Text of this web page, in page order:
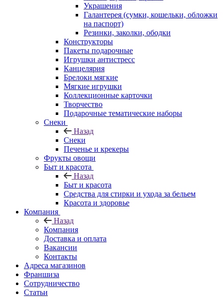
Украшения
Галантерея (сумки, кошельки, обложки
на паспорт)
Резинки, заколки, ободки
Конструкторы
Пакеты подарочные
Игрушки антистресс
Канцелярия
Брелоки мягкие
Мягкие игрушки
Коллекционные карточки
Творчество
Подарочные тематические наборы
Снеки
Назад
Снеки
Печенье и крекеры
Фрукты овощи
Быт и красота
Назад
Быт и красота
Средства для стирки и ухода за бельем
Красота и здоровье
Компания
Назад
Компания
Доставка и оплата
Вакансии
Контакты
Адреса магазинов
Франшиза
Сотрудничество
Статьи